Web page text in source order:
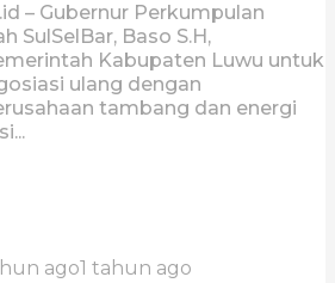
– Gubernur Perkumpulan
SulSelBar, Baso S.H,
Kabupaten Luwu untuk
ulang dengan
tambang dan energi
ago1 tahun ago